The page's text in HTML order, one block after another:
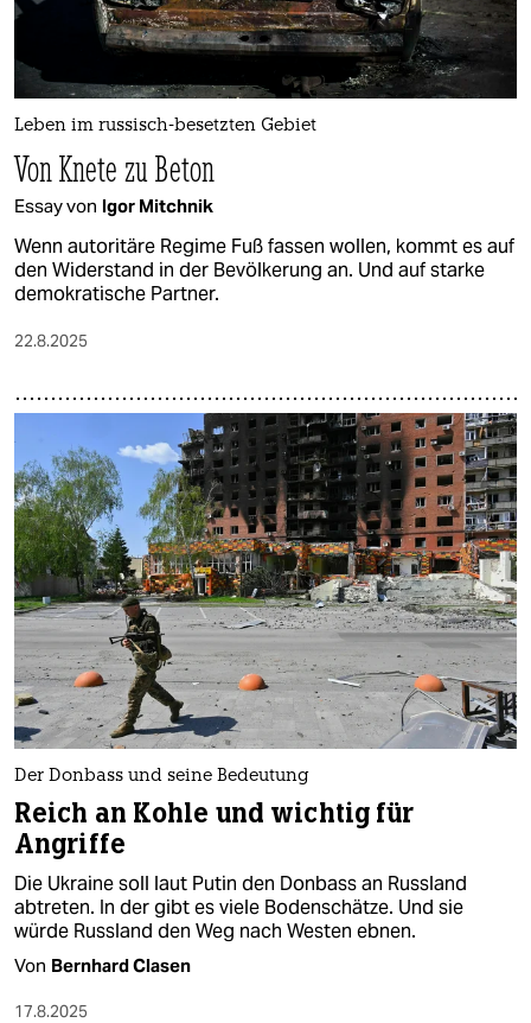
Leben im russisch-besetzten Gebiet
Von Knete zu Beton
Essay von Igor Mitchnik
Wenn autoritäre Regime Fuß fassen wollen, kommt es auf
den Widerstand in der Bevölkerung an. Und auf starke
demokratische Partner.
22.8.2025
Der Donbass und seine Bedeutung
Reich an Kohle und wichtig für
Angriffe
Die Ukraine soll laut Putin den Donbass an Russland
abtreten. In der gibt es viele Bodenschätze. Und sie
würde Russland den Weg nach Westen ebnen.
Von Bernhard Clasen
17.8.2025